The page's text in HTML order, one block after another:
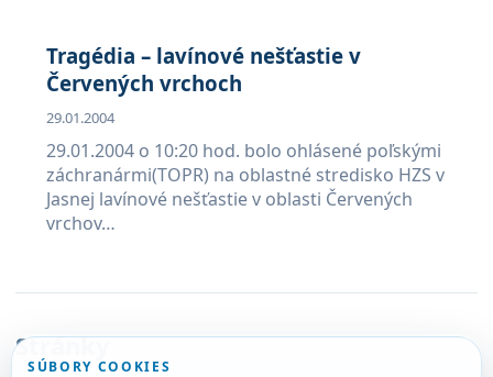
Tragédia – lavínové nešťastie v
Červených vrchoch
29.01.2004
29.01.2004 o 10:20 hod. bolo ohlásené poľskými
záchranármi(TOPR) na oblastné stredisko HZS v
Jasnej lavínové nešťastie v oblasti Červených
vrchov…
Stránky
SÚBORY COOKIES